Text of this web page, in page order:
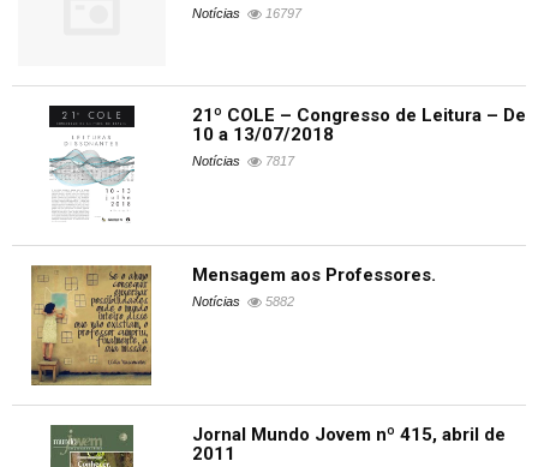
Notícias 16797
21º COLE – Congresso de Leitura – De
10 a 13/07/2018
Notícias 7817
Mensagem aos Professores.
Notícias 5882
Jornal Mundo Jovem nº 415, abril de
2011